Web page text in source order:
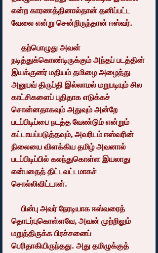
என்ற காரணத்தினால்தான் தனிப்பட்ட
வேலை என்று சென்றிருந்தான் ஈஸ்வர்.
நடித்துக்கொண்டிருக்கும் அந்தப் படத்தின்
இயக்குனர் மதியம் தமிழை அழைத்து
அனுபவ் திருப்தி இல்லாமல் மறுபடியும் சில
காட்சிகளைப் புதிதாக எடுக்கச்
சொன்னதாகவும் அதுவும் அன்றே
படப்பிடிப்பை நடத்த வேண்டும் என்றும்
கட்டாயப்படுத்தவும், அவரிடம் ஈஸ்வரின்
நிலையை விளக்கிய தமிழ் அவனால்
படப்பிடிப்பில் கலந்துகொள்ள இயலாது
என்பதைத் திட்டவட்டமாகச்
சொல்லிவிட்டான்.
தொடர்புகொள்ளவே, அவன் முற்றிலும்
மறுத்திருக்க பிரச்சனைப்
பெரிதாகியிருந்தது. அது தமிழுக்குத்